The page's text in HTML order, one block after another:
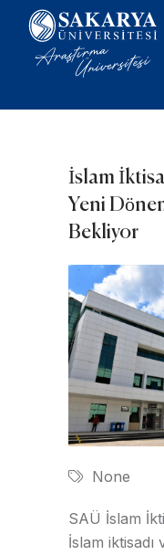
İslam
Yeni
Bekliyor
None
SAÜ İslam
İslam iktisadı